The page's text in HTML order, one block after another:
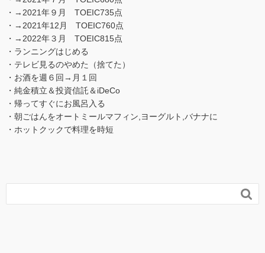
・→2021年９月 TOEIC735点
・→2021年12月 TOEIC760点
・→2022年３月 TOEIC815点
・ランニングはじめる
・テレビ見るのやめた（捨てた）
・お酒を週６回→月１回
・純金積立＆投資信託＆iDeCo
・帰ってすぐにお風呂入る
・朝ごはんをオートミールマフィン,ヨーグルト,バナナに
・ホットクックで料理を時短
